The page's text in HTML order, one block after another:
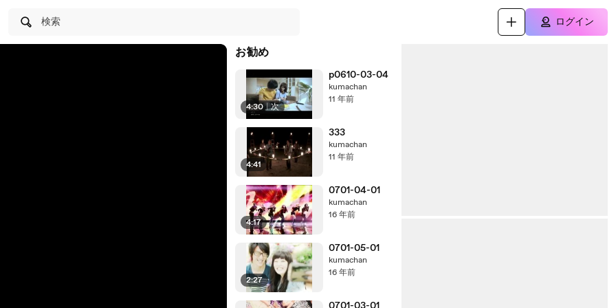
検索 ログイン
お勧め
4:30 | 次
p0610-03-04
kumachan
11 年前
4:41
333
kumachan
11 年前
4:17
0701-04-01
kumachan
16 年前
2:27
0701-05-01
kumachan
16 年前